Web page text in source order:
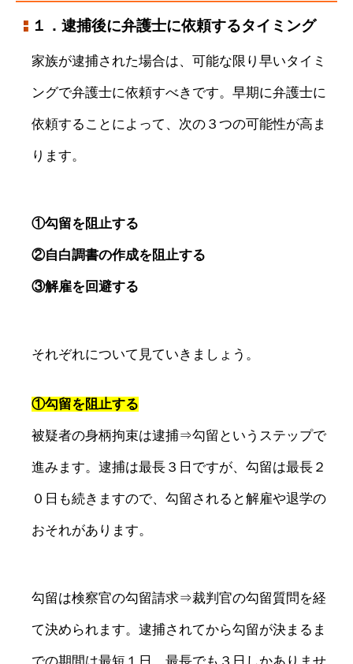
１．逮捕後に弁護士に依頼するタイミング
家族が逮捕された場合は、可能な限り早いタイミ
ングで弁護士に依頼すべきです。早期に弁護士に
依頼することによって、次の３つの可能性が高ま
ります。
①勾留を阻止する
②自白調書の作成を阻止する
③解雇を回避する
それぞれについて見ていきましょう。
①勾留を阻止する
被疑者の身柄拘束は逮捕⇒勾留というステップで
進みます。逮捕は最長３日ですが、勾留は最長２
０日も続きますので、勾留されると解雇や退学の
おそれがあります。
勾留は検察官の勾留請求⇒裁判官の勾留質問を経
て決められます。逮捕されてから勾留が決まるま
での期間は最短１日、最長でも３日しかありませ